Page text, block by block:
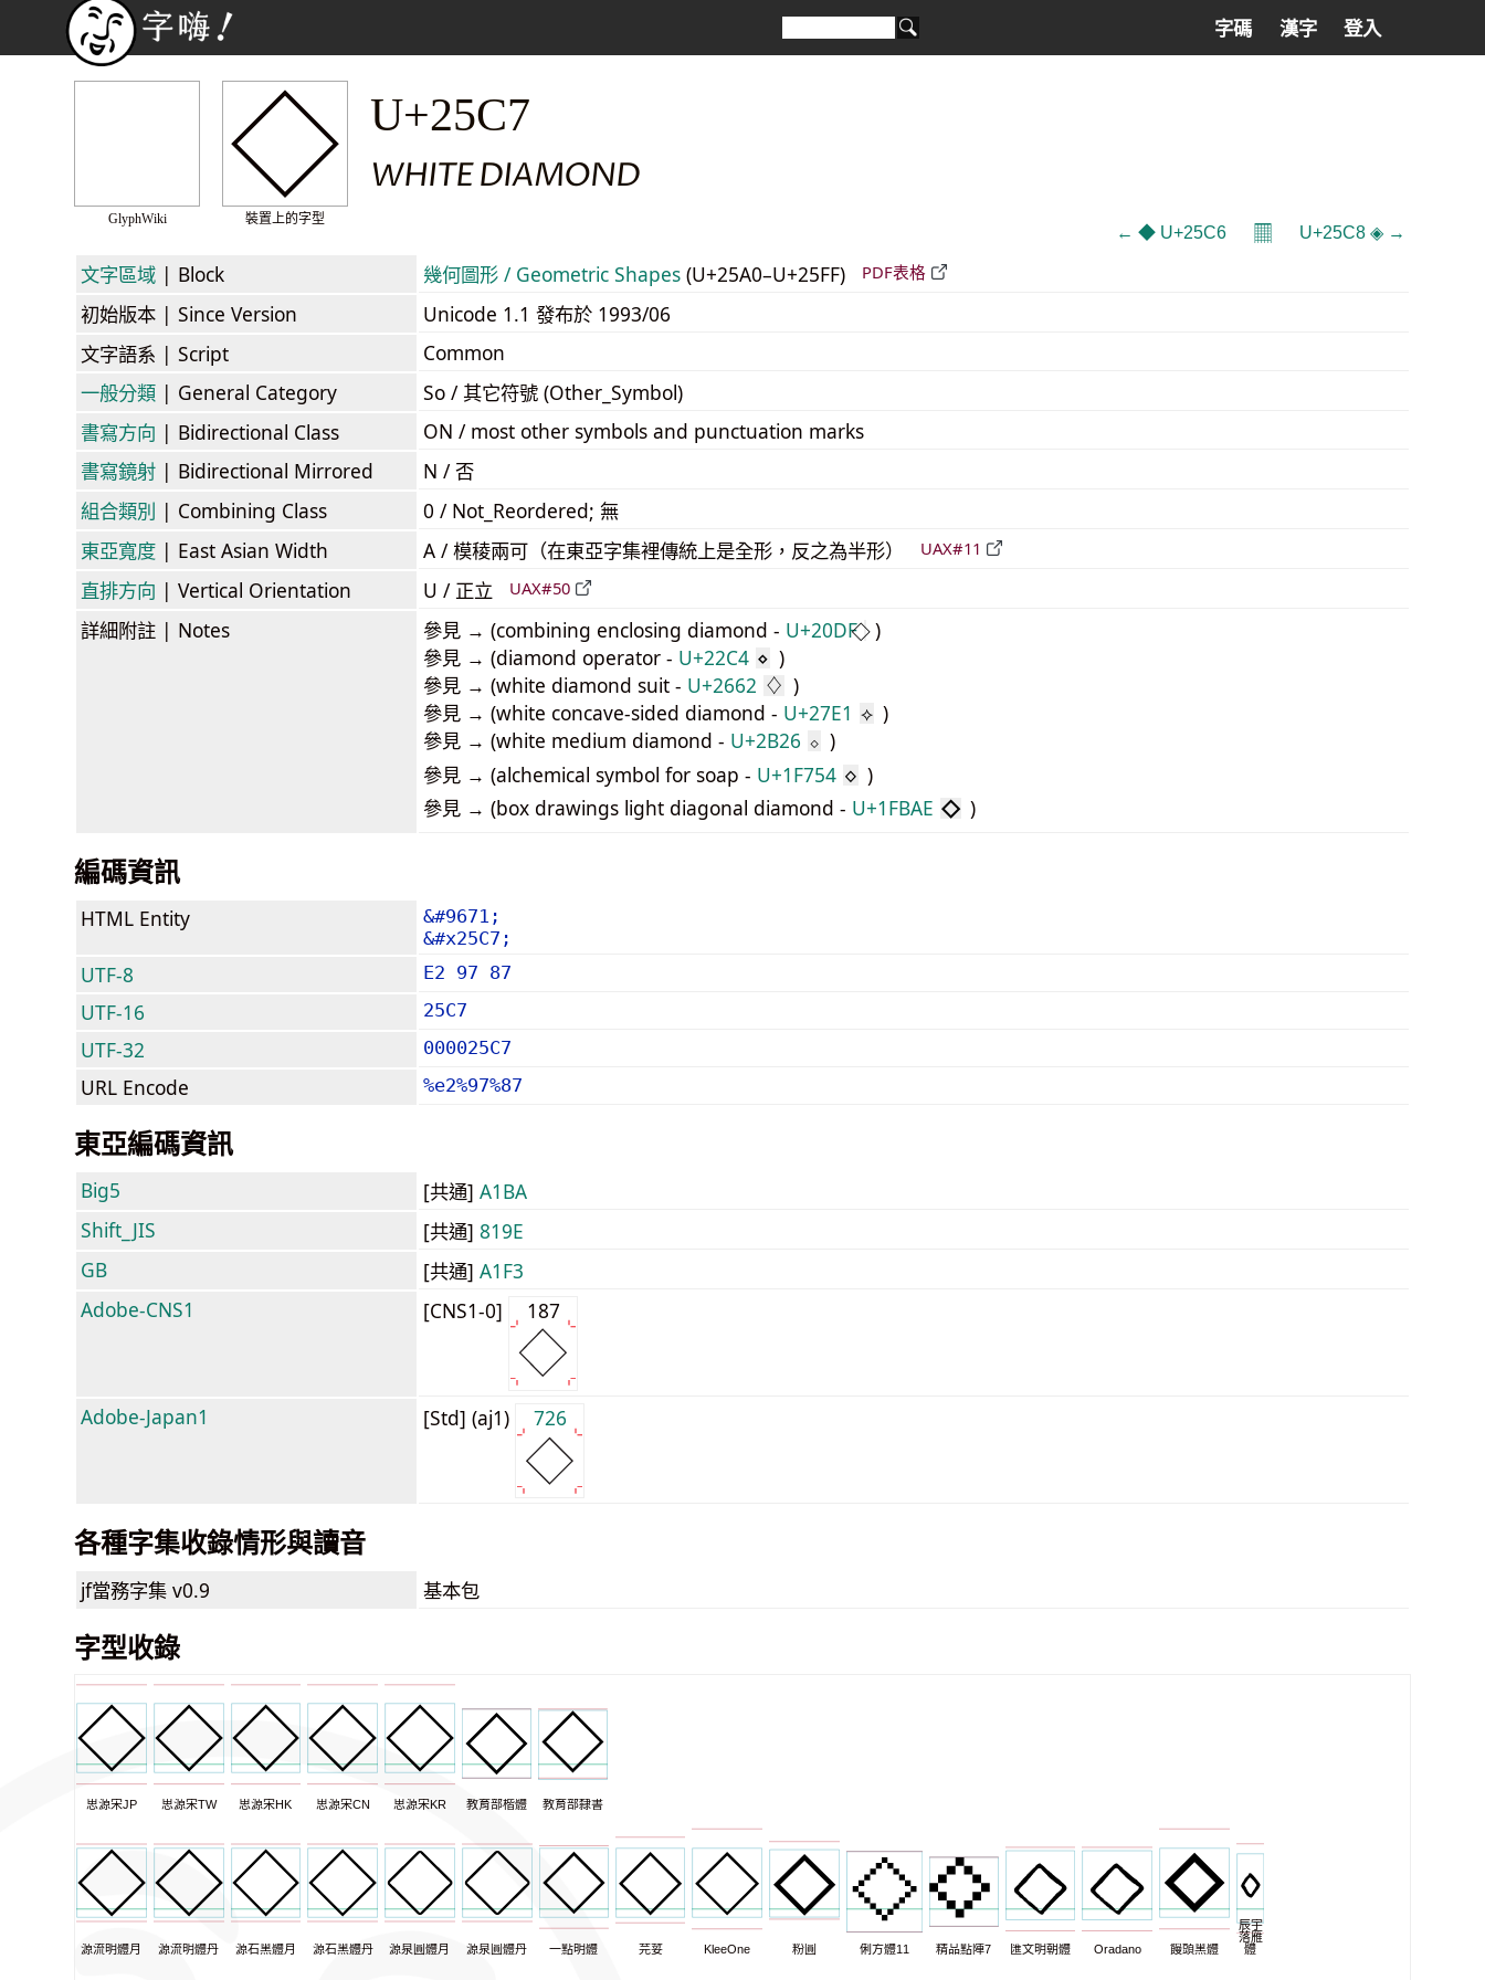
字碼 漢字 登入
GlyphWiki
◇
裝置上的字型
U+25C7
WHITE DIAMOND
← ◆ U+25C6 𝄜 U+25C8 ◈ →
文字區域 | Block 幾何圖形 / Geometric Shapes (U+25A0–U+25FF) PDF表格
初始版本 | Since Version
Unicode 1.1 發布於 1993/06
文字語系 | Script
Common
一般分類 | General Category
So / 其它符號 (Other_Symbol)
書寫方向 | Bidirectional Class
ON / most other symbols and punctuation marks
書寫鏡射 | Bidirectional Mirrored
N / 否
組合類別 | Combining Class
0 / Not_Reordered; 無
東亞寬度 | East Asian Width A / 模稜兩可（在東亞字集裡傳統上是全形，反之為半形） UAX#11
直排方向 | Vertical Orientation U / 正立 UAX#50
詳細附註 | Notes 參見 → (combining enclosing diamond - U+20DF
)
參見 → (diamond operator - U+22C4 ⋄ )
參見 → (white diamond suit - U+2662 ♢
)
參見 → (white concave-sided diamond - U+27E1 ⟡ )
參見 → (white medium diamond - U+2B26 ⬦ )
參見 → (alchemical symbol for soap - U+1F754 🝔 )
參見 → (box drawings light diagonal diamond - U+1FBAE 🮮 )
編碼資訊
HTML Entity
&#9671;
&#x25C7;
UTF-8 E2 97 87
UTF-16 25C7
UTF-32 000025C7
URL Encode %e2%97%87
東亞編碼資訊
Big5 [共通] A1BA
Shift_JIS
[共通] 819E
GB
[共通] A1F3
Adobe-CNS1
[CNS1-0] 187
Adobe-Japan1 [Std] (aj1) 726
各種字集收錄情形與讀音
jf當務字集 v0.9 基本包
字型收錄
思源宋JP 思源宋TW 思源宋HK 思源宋CN 思源宋KR 教育部楷體 教育部隸書
源流明體月 源流明體丹 源石黑體月 源石黑體丹 源泉圓體月 源泉圓體丹 一點明體 芫荽 KleeOne 粉圓 俐方體11 精品點陣7 匯文明朝體 Oradano 饅頭黑體
辰宇
落雁
體